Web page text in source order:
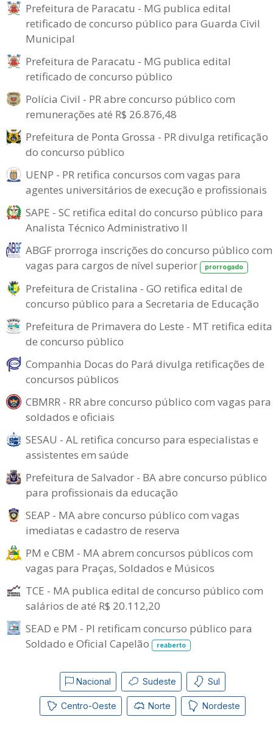
Prefeitura de Paracatu - MG publica edital
retificado de concurso público para Guarda Civil
Municipal
Prefeitura de Paracatu - MG publica edital
retificado de concurso público
Polícia Civil - PR abre concurso público com
remunerações até R$ 26.876,48
Prefeitura de Ponta Grossa - PR divulga retificação
do concurso público
UENP - PR retifica concursos com vagas para
agentes universitários de execução e profissionais
SAPE - SC retifica edital do concurso público para
Analista Técnico Administrativo II
ABGF prorroga inscrições do concurso público com
vagas para cargos de nível superior
prorrogado
Prefeitura de Cristalina - GO retifica edital de
concurso público para a Secretaria de Educação
Prefeitura de Primavera do Leste - MT retifica
de concurso público
Companhia Docas do Pará divulga retificações de
concursos públicos
CBMRR - RR abre concurso público com vagas para
soldados e oficiais
SESAU - AL retifica concurso para especialistas e
assistentes em saúde
Prefeitura de Salvador - BA abre concurso público
para profissionais da educação
SEAP - MA abre concurso público com vagas
imediatas e cadastro de reserva
PM e CBM - MA abrem concursos públicos com
vagas para Praças, Soldados e Músicos
TCE - MA publica edital de concurso público com
salários de até R$ 20.112,20
SEAD e PM - PI retificam concurso público para
Soldado e Oficial Capelão
reaberto
Nacional Sudeste Sul
Centro-Oeste Norte Nordeste